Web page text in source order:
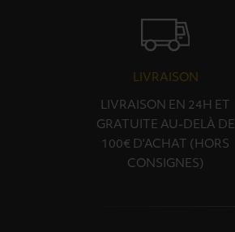
LIVRAISON
LIVRAISON EN 24H ET
GRATUITE AU-DELÀ DE
100€ D'ACHAT (HORS
CONSIGNES)